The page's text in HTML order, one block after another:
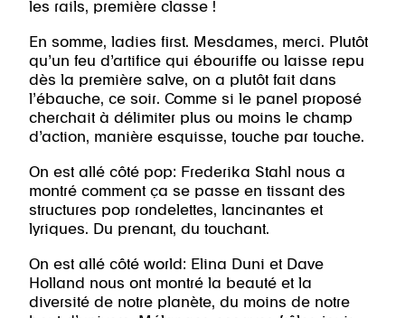
les rails, première classe !
En somme, ladies first. Mesdames, merci. Plutôt
qu’un feu d’artifice qui ébouriffe ou laisse repu
dès la première salve, on a plutôt fait dans
l’ébauche, ce soir. Comme si le panel proposé
cherchait à délimiter plus ou moins le champ
d’action, manière esquisse, touche par touche.
On est allé côté pop: Frederika Stahl nous a
montré comment ça se passe en tissant des
structures pop rondelettes, lancinantes et
lyriques. Du prenant, du touchant.
On est allé côté world: Elina Duni et Dave
Holland nous ont montré la beauté et la
diversité de notre planète, du moins de notre